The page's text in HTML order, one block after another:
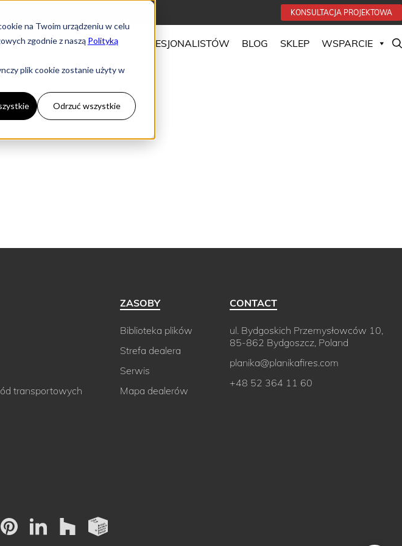
na Twoim urządzeniu w celu
zgodnie z naszą Polityką
plik cookie zostanie użyty w
Odrzuć wszystkie
KONSULTACJA PROJEKTOWA
KOMINKI DLA PROFESJONALISTÓW BLOG SKLEP WSPARCIE
transportowych
ZASOBY
Biblioteka plików
Strefa dealera
Serwis
Mapa dealerów
CONTACT
ul. Bydgoskich Przemysłowców 10,
85-862 Bydgoszcz, Poland
planika@planikafires.com
+48 52 364 11 60